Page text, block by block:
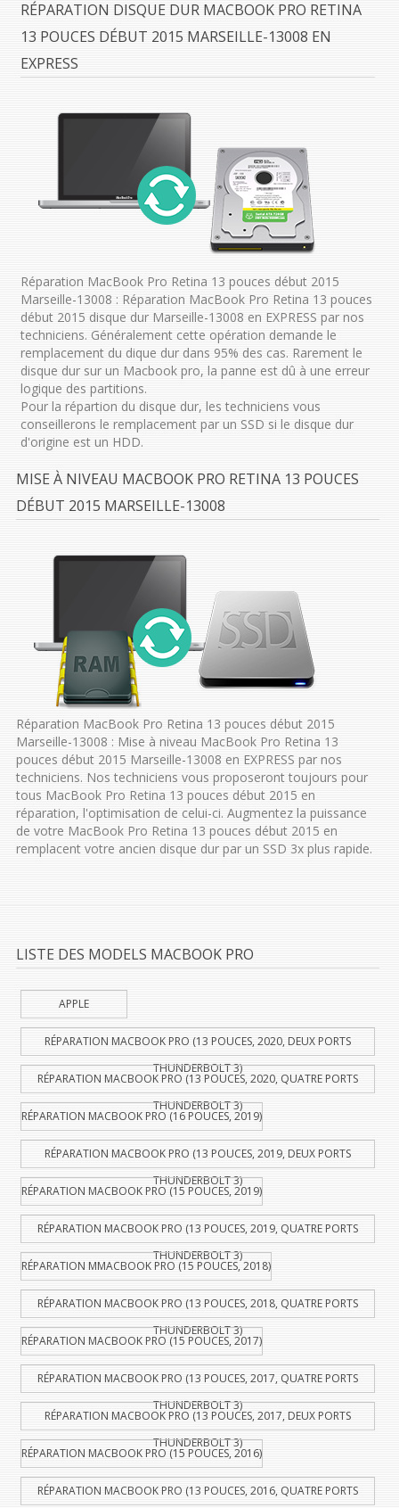
RÉPARATION DISQUE DUR MACBOOK PRO RETINA
13 POUCES DÉBUT 2015 MARSEILLE-13008 EN
EXPRESS
Réparation MacBook Pro Retina 13 pouces début 2015
Marseille-13008 : Réparation MacBook Pro Retina 13 pouces
début 2015 disque dur Marseille-13008 en EXPRESS par nos
techniciens. Généralement cette opération demande le
remplacement du dique dur dans 95% des cas. Rarement le
disque dur sur un Macbook pro, la panne est dû à une erreur
logique des partitions.
Pour la répartion du disque dur, les techniciens vous
conseillerons le remplacement par un SSD si le disque dur
d'origine est un HDD.
MISE À NIVEAU MACBOOK PRO RETINA 13 POUCES
DÉBUT 2015 MARSEILLE-13008
Réparation MacBook Pro Retina 13 pouces début 2015
Marseille-13008 : Mise à niveau MacBook Pro Retina 13
pouces début 2015 Marseille-13008 en EXPRESS par nos
techniciens. Nos techniciens vous proposeront toujours pour
tous MacBook Pro Retina 13 pouces début 2015 en
réparation, l'optimisation de celui-ci. Augmentez la puissance
de votre MacBook Pro Retina 13 pouces début 2015 en
remplacent votre ancien disque dur par un SSD 3x plus rapide.
LISTE DES MODELS MACBOOK PRO
APPLE
RÉPARATION MACBOOK PRO (13 POUCES, 2020, DEUX PORTS
THUNDERBOLT 3)
RÉPARATION MACBOOK PRO (13 POUCES, 2020, QUATRE PORTS
THUNDERBOLT 3)
RÉPARATION MACBOOK PRO (16 POUCES, 2019)
RÉPARATION MACBOOK PRO (13 POUCES, 2019, DEUX PORTS
THUNDERBOLT 3)
RÉPARATION MACBOOK PRO (15 POUCES, 2019)
RÉPARATION MACBOOK PRO (13 POUCES, 2019, QUATRE PORTS
THUNDERBOLT 3)
RÉPARATION MMACBOOK PRO (15 POUCES, 2018)
RÉPARATION MACBOOK PRO (13 POUCES, 2018, QUATRE PORTS
THUNDERBOLT 3)
RÉPARATION MACBOOK PRO (15 POUCES, 2017)
RÉPARATION MACBOOK PRO (13 POUCES, 2017, QUATRE PORTS
THUNDERBOLT 3)
RÉPARATION MACBOOK PRO (13 POUCES, 2017, DEUX PORTS
THUNDERBOLT 3)
RÉPARATION MACBOOK PRO (15 POUCES, 2016)
RÉPARATION MACBOOK PRO (13 POUCES, 2016, QUATRE PORTS